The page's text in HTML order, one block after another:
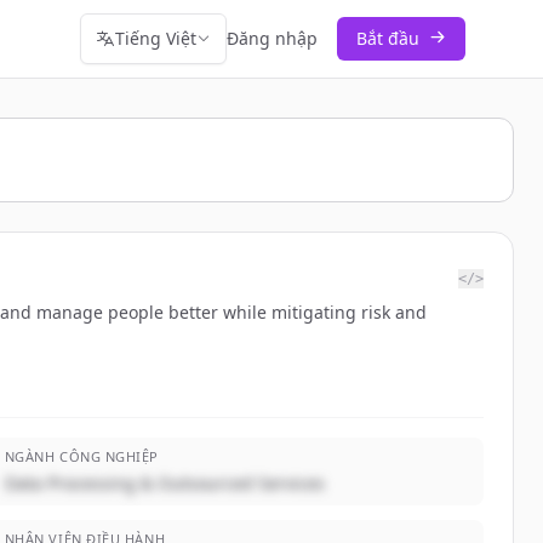
Tiếng Việt Đăng nhập Bắt đầu
</>
manage people better while mitigating risk and
NGÀNH CÔNG NGHIỆP
Data Processing & Outsourced Services
NHÂN VIÊN ĐIỀU HÀNH